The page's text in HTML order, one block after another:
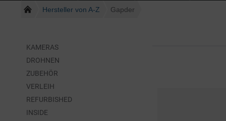
Hersteller von A-Z Gapder
KAMERAS
DROHNEN
ZUBEHÖR
VERLEIH
REFURBISHED
INSIDE